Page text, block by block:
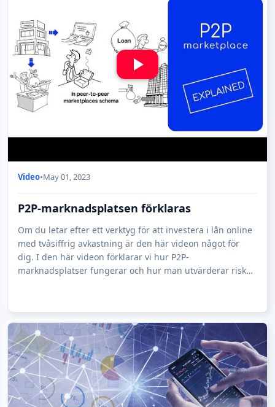
Video•May 01, 2023
P2P-marknadsplatsen förklaras
Om du letar efter ett verktyg för att investera i lån online
med tvåsiffrig avkastning är den här videon något för
dig. I den här videon förklarar vi hur P2P-
marknadsplatser fungerar och hur man utvärderar risk